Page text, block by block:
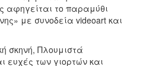
αφηγείται το παραμύθι
με συνοδεία videoart και
σκηνή, Πλουμιστά
των γιορτών και